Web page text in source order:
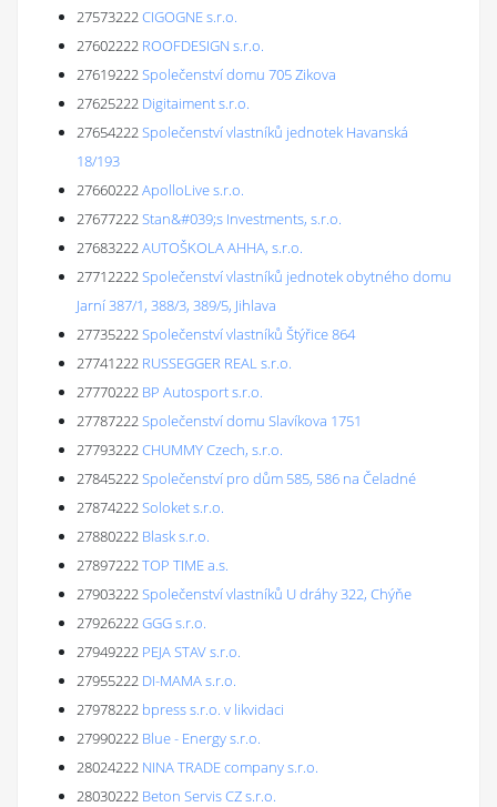
27573222CIGOGNE s.r.o.
27602222 ROOFDESIGN s.r.o.
27619222Společenství domu 705 Zikova
27625222 Digitaiment s.r.o.
27654222Společenství vlastníků jednotek Havanská
18/193
27660222ApolloLive s.r.o.
27677222Stan&#039;s Investments, s.r.o.
27683222AUTOŠKOLA AHHA, s.r.o.
27712222Společenství vlastníků jednotek obytného domu
Jarní 387/1, 388/3, 389/5, Jihlava
27735222Společenství vlastníků Štýřice 864
27741222 RUSSEGGER REAL s.r.o.
27770222 BP Autosport s.r.o.
27787222Společenství domu Slavíkova 1751
27793222CHUMMY Czech, s.r.o.
27845222Společenství pro dům 585, 586 na Čeladné
27874222Soloket s.r.o.
27880222 Blask s.r.o.
27897222TOP TIME a.s.
27903222Společenství vlastníků U dráhy 322, Chýňe
27926222GGG s.r.o.
27949222 PEJA STAV s.r.o.
27955222 DI-MAMA s.r.o.
27978222 bpress s.r.o. v likvidaci
27990222 Blue - Energy s.r.o.
28024222 NINA TRADE company s.r.o.
28030222 Beton Servis CZ s.r.o.